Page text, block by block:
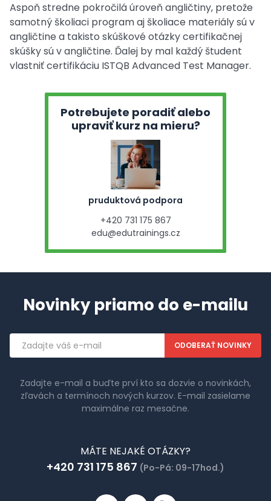
Aspoň stredne pokročilá úroveň angličtiny, pretože
samotný školiaci program aj školiace materiály sú v
angličtine a takisto skúškové otázky certifikačnej
skúšky sú v angličtine. Ďalej by mal každý študent
vlastniť certifikáciu ISTQB Advanced Test Manager.
Potrebujete poradiť alebo
upraviť kurz na mieru?
pruduktová podpora
+420 731 175 867
edu@edutrainings.cz
Novinky priamo do e-mailu
Emailová
adresa
Zadajte e-mail a buďte prví kto sa dozvie o novinkách,
zľavách a termínoch nových kurzov. E-mail zasielame
maximálne raz mesačne.
MÁTE NEJAKÉ OTÁZKY?
+420 731 175 867 (Po-Pá: 09-17hod.)